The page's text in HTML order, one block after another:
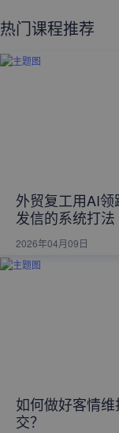
热门课程推荐
外贸复工用AI
发信的系统打法
2026年04月09日
如何做好客情
交？